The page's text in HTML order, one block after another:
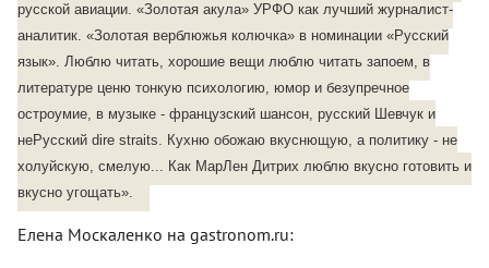
русской авиации. «Золотая акула» УРФО как лучший журналист-
аналитик. «Золотая верблюжья колючка» в номинации «Русский
язык». Люблю читать, хорошие вещи люблю читать запоем, в
литературе ценю тонкую психологию, юмор и безупречное
остроумие, в музыке - французский шансон, русский Шевчук и
неРусский dire straits. Кухню обожаю вкуснющую, а политику - не
холуйскую, смелую... Как МарЛен Дитрих люблю вкусно готовить и
вкусно угощать».
Елена Москаленко на gastronom.ru: